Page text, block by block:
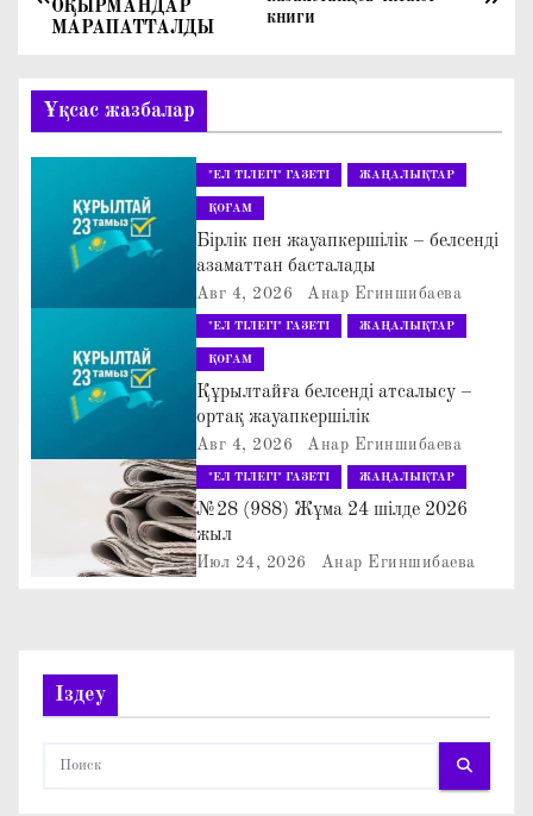
и
и
с
книги
ОҚЫРМАНДАР
МАРАПАТТАЛДЫ
Ұқсас жазбалар
"ЕЛ ТІЛЕГІ" ГАЗЕТІ ЖАҢАЛЫҚТАР
ҚОҒАМ
Бірлік пен жауапкершілік – белсенді
азаматтан басталады
Авг 4, 2026 Анар Егиншибаева
"ЕЛ ТІЛЕГІ" ГАЗЕТІ ЖАҢАЛЫҚТАР
ҚОҒАМ
Құрылтайға белсенді атсалысу –
ортақ жауапкершілік
Авг 4, 2026 Анар Егиншибаева
"ЕЛ ТІЛЕГІ" ГАЗЕТІ ЖАҢАЛЫҚТАР
№28 (988) Жұма 24 шілде 2026
жыл
Июл 24, 2026 Анар Егиншибаева
Іздеу